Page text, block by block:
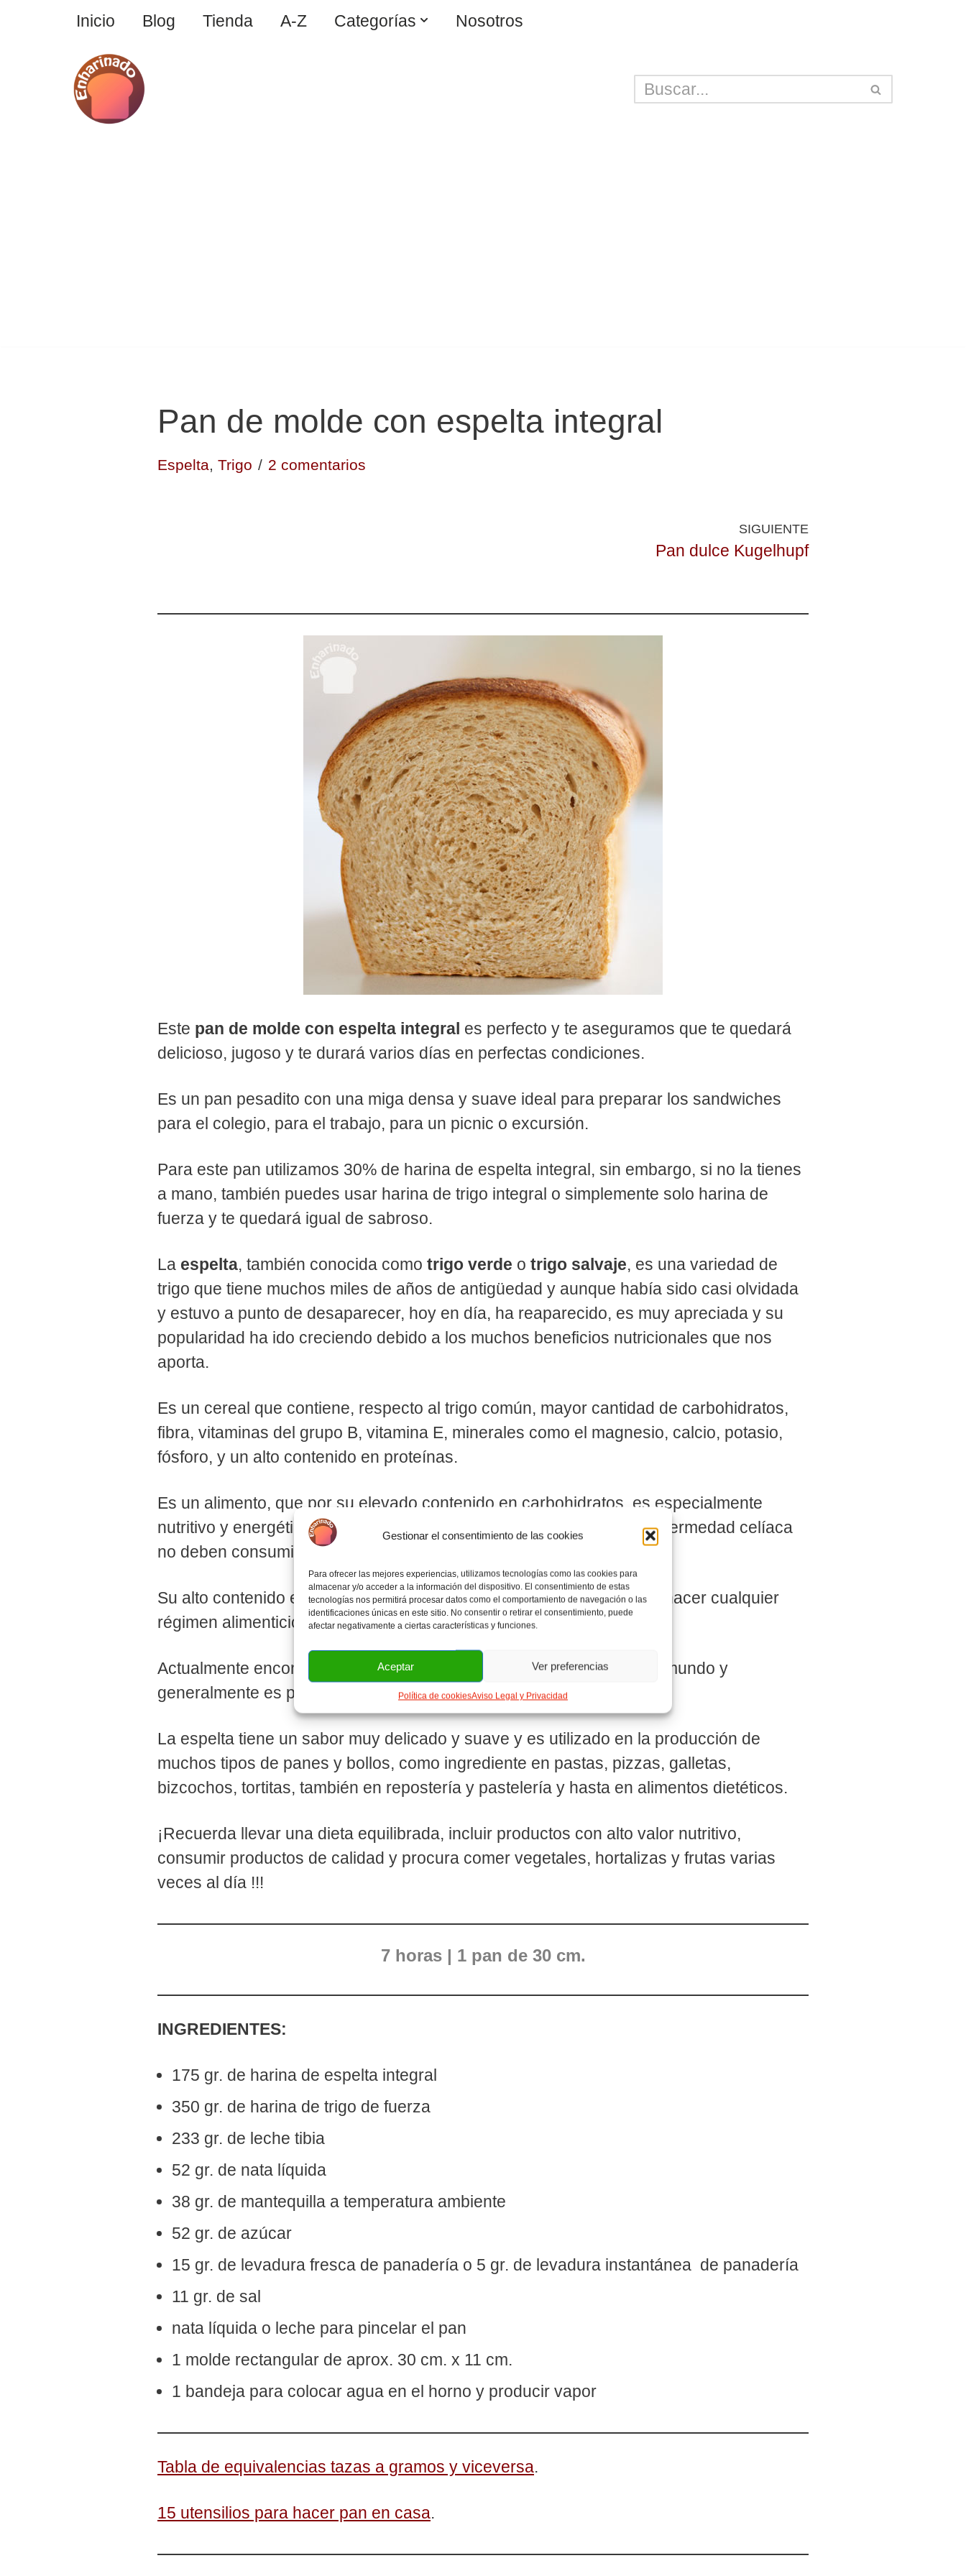
Gestionar el consentimiento de las cookies
Para ofrecer las mejores experiencias, utilizamos tecnologías como las cookies para
almacenar y/o acceder a la información del dispositivo. El consentimiento de estas
tecnologías nos permitirá procesar datos como el comportamiento de navegación o las
identificaciones únicas en este sitio. No consentir o retirar el consentimiento, puede
afectar negativamente a ciertas características y funciones.
Aceptar Ver preferencias
Política de cookiesAviso Legal y Privacidad
contenido
Inicio Blog Tienda A-Z Categorías Nosotros
Pan de molde con espelta integral
Espelta, Trigo 2 comentarios
SIGUIENTE
Pan dulce Kugelhupf
Este pan de molde con espelta integral es perfecto y te aseguramos que te quedará
delicioso, jugoso y te durará varios días en perfectas condiciones.
Es un pan pesadito con una miga densa y suave ideal para preparar los sandwiches
para el colegio, para el trabajo, para un picnic o excursión.
Para este pan utilizamos 30% de harina de espelta integral, sin embargo, si no la tienes
a mano, también puedes usar harina de trigo integral o simplemente solo harina de
fuerza y te quedará igual de sabroso.
La espelta, también conocida como trigo verde o trigo salvaje, es una variedad de
trigo que tiene muchos miles de años de antigüedad y aunque había sido casi olvidada
y estuvo a punto de desaparecer, hoy en día, ha reaparecido, es muy apreciada y su
popularidad ha ido creciendo debido a los muchos beneficios nutricionales que nos
aporta.
Es un cereal que contiene, respecto al trigo común, mayor cantidad de carbohidratos,
fibra, vitaminas del grupo B, vitamina E, minerales como el magnesio, calcio, potasio,
fósforo, y un alto contenido en proteínas.
Es un alimento, que por su elevado contenido en carbohidratos, es especialmente
nutritivo y energético. Sin embargo, las personas que sufren de la enfermedad celíaca
no deben consumirla, ya que su contenido en gluten es bastante alto.
Su alto contenido en fibra lo hace ser un aliado perfecto a la hora de hacer cualquier
régimen alimenticio y es ideal para dietas de adelgazamiento.
Actualmente encontramos la espelta en muchos supermercados del mundo y
generalmente es producida en forma de cultivo ecológico.
La espelta tiene un sabor muy delicado y suave y es utilizado en la producción de
muchos tipos de panes y bollos, como ingrediente en pastas, pizzas, galletas,
bizcochos, tortitas, también en repostería y pastelería y hasta en alimentos dietéticos.
¡Recuerda llevar una dieta equilibrada, incluir productos con alto valor nutritivo,
consumir productos de calidad y procura comer vegetales, hortalizas y frutas varias
veces al día !!!
7 horas | 1 pan de 30 cm.
INGREDIENTES:
175 gr. de harina de espelta integral
350 gr. de harina de trigo de fuerza
233 gr. de leche tibia
52 gr. de nata líquida
38 gr. de mantequilla a temperatura ambiente
52 gr. de azúcar
15 gr. de levadura fresca de panadería o 5 gr. de levadura instantánea de panadería
11 gr. de sal
nata líquida o leche para pincelar el pan
1 molde rectangular de aprox. 30 cm. x 11 cm.
1 bandeja para colocar agua en el horno y producir vapor
Tabla de equivalencias tazas a gramos y viceversa.
15 utensilios para hacer pan en casa.